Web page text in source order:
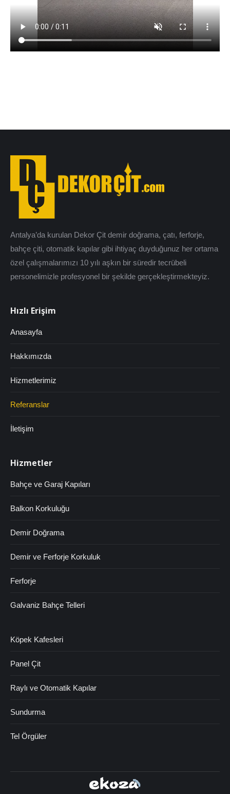
Antalya’da kurulan Dekor Çit demir doğrama, çatı, ferforje,
bahçe çiti, otomatik kapılar gibi ihtiyaç duyduğunuz her ortama
özel çalışmalarımızı 10 yılı aşkın bir süredir tecrübeli
personelimizle profesyonel bir şekilde gerçekleştirmekteyiz.
Hızlı Erişim
Anasayfa
Hakkımızda
Hizmetlerimiz
Referanslar
İletişim
Hizmetler
Bahçe ve Garaj Kapıları
Balkon Korkuluğu
Demir Doğrama
Demir ve Ferforje Korkuluk
Ferforje
Galvaniz Bahçe Telleri
Köpek Kafesleri
Panel Çit
Raylı ve Otomatik Kapılar
Sundurma
Tel Örgüler